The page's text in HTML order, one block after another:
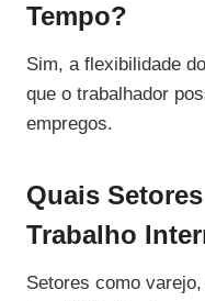
Tempo?
Sim, a flexibilidade
que o trabalhador
empregos.
Quais
Trabalho
Setores como